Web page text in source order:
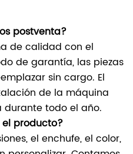
postventa?
de calidad con el
de garantía, las piezas
sin cargo. El
de la máquina
durante todo el año.
el producto?
el enchufe, el color,